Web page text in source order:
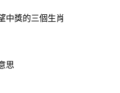
中獎的三個生肖
思